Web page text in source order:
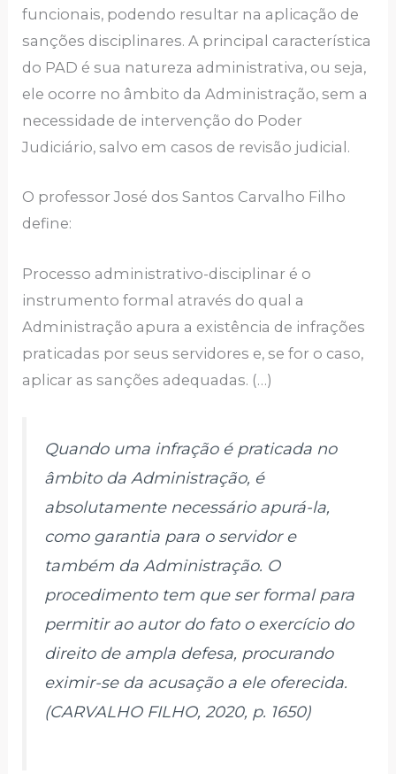
funcionais, podendo resultar na aplicação de
sanções disciplinares. A principal característica
do PAD é sua natureza administrativa, ou seja,
ele ocorre no âmbito da Administração, sem a
necessidade de intervenção do Poder
Judiciário, salvo em casos de revisão judicial.
O professor José dos Santos Carvalho Filho
define:
Processo administrativo-disciplinar é o
instrumento formal através do qual a
Administração apura a existência de infrações
praticadas por seus servidores e, se for o caso,
aplicar as sanções adequadas. (…)
Quando uma infração é praticada no
âmbito da Administração, é
absolutamente necessário apurá-la,
como garantia para o servidor e
também da Administração. O
procedimento tem que ser formal para
permitir ao autor do fato o exercício do
direito de ampla defesa, procurando
eximir-se da acusação a ele oferecida.
(CARVALHO FILHO, 2020, p. 1650)